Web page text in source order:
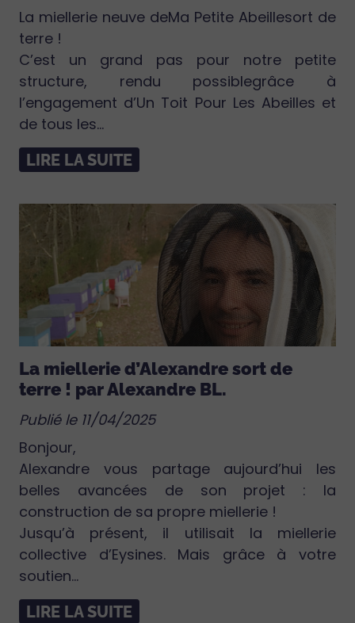
La miellerie neuve deMa Petite Abeillesort de
terre !
C’est un grand pas pour notre petite
structure, rendu possiblegrâce à
l’engagement d’Un Toit Pour Les Abeilles et
de tous les...
LIRE LA SUITE
La miellerie d’Alexandre sort de
terre ! par Alexandre BL.
Publié le 11/04/2025
Bonjour,
Alexandre vous partage aujourd’hui les
belles avancées de son projet : la
construction de sa propre miellerie !
Jusqu’à présent, il utilisait la miellerie
collective d’Eysines. Mais grâce à votre
soutien...
LIRE LA SUITE